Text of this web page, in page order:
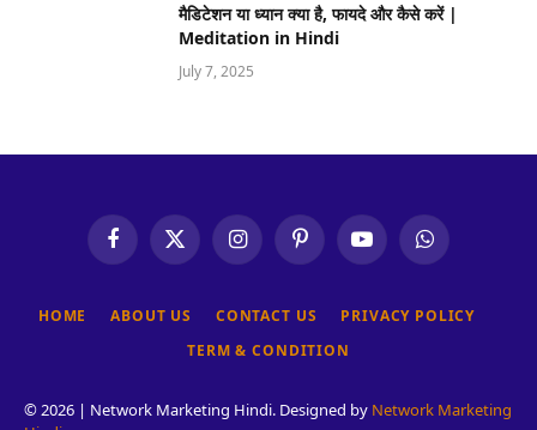
मैडिटेशन या ध्यान क्या है, फायदे और कैसे करें |
Meditation in Hindi
July 7, 2025
FacebookX
(Twitter)
InstagramPinterestYouTubeWhatsApp
HOME ABOUT US CONTACT US
PRIVACY POLICY
TERM & CONDITION
© 2026 | Network Marketing Hindi. Designed by Network Marketing